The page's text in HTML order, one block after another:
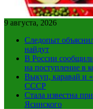
9 августа, 2026
Следопыт
найдут
В России
на поступление в
Выкуп, каравай и
СССР
Стала известна
Ясинского